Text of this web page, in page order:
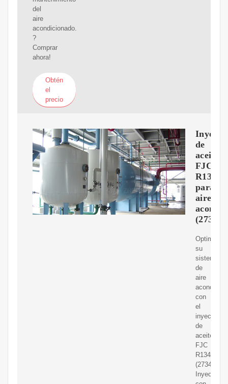
del
aire
acondicionado.
?
Comprar
ahora!
Obtén
el
precio
de
aceite
FJC
R134a
para
aire
(2734
Optimice
su
sistema
de
aire
con
el
inyector
de
aceite
FJC
R134a
(2734).
Inyecta